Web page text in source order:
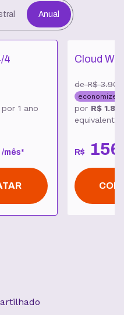
Anual
4
por 1 ano
/mês*
Cloud
deR$
economize
por R$
equivalente
R$ 156